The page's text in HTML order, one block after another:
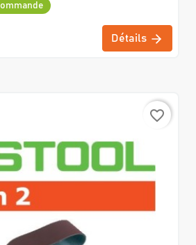
Détails
favorite_border